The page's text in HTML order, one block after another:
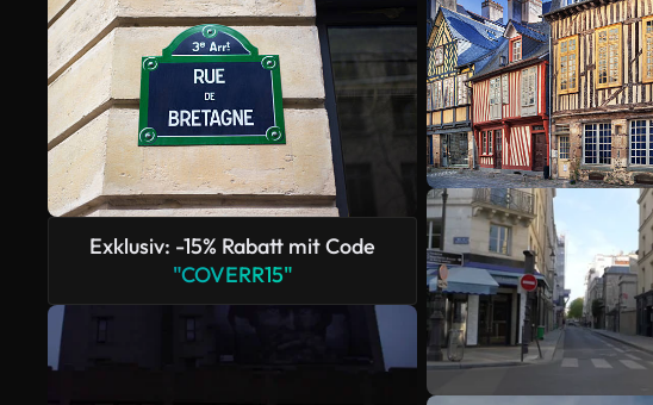
Exklusiv: -15% Rabatt mit Code
"COVERR15"